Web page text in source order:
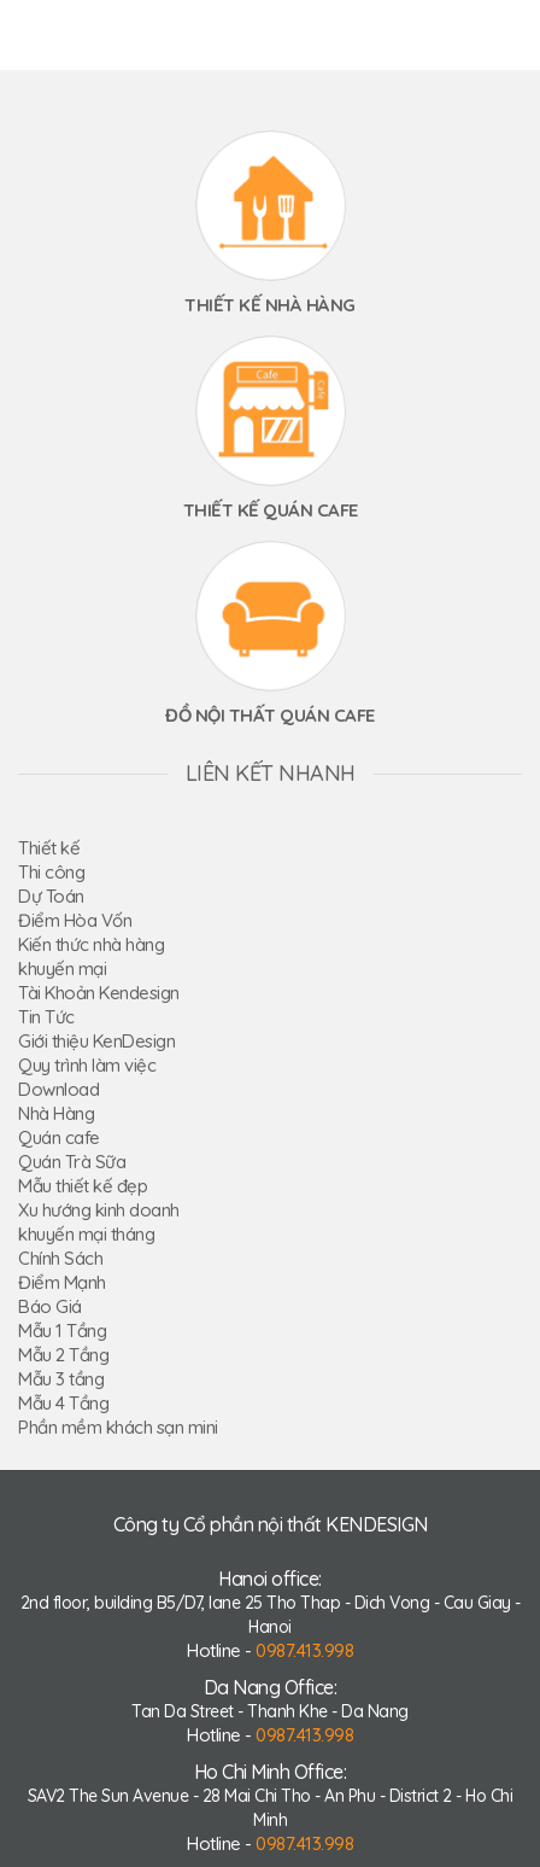
THIẾT KẾ NHÀ HÀNG
THIẾT KẾ QUÁN CAFE
ĐỒ NỘI THẤT QUÁN CAFE
LIÊN KẾT NHANH
Thiết kế
Thi công
Dự Toán
Điểm Hòa Vốn
Kiến thức nhà hàng
khuyến mại
Tài Khoản Kendesign
Tin Tức
Giới thiệu KenDesign
Quy trình làm việc
Download
Nhà Hàng
Quán cafe
Quán Trà Sữa
Mẫu thiết kế đẹp
Xu hướng kinh doanh
khuyến mại tháng
Chính Sách
Điểm Mạnh
Báo Giá
Mẫu 1 Tầng
Mẫu 2 Tầng
Mẫu 3 tầng
Mẫu 4 Tầng
Phần mềm khách sạn mini
Công ty Cổ phần nội thất KENDESIGN
Hanoi office:
2nd floor, building B5/D7, lane 25 Tho Thap - Dich Vong - Cau Giay -
Hanoi
Hotline - 0987.413.998
Da Nang Office:
Tan Da Street - Thanh Khe - Da Nang
Hotline - 0987.413.998
Ho Chi Minh Office:
SAV2 The Sun Avenue - 28 Mai Chi Tho - An Phu - District 2 - Ho Chi
Minh
Hotline - 0987.413.998